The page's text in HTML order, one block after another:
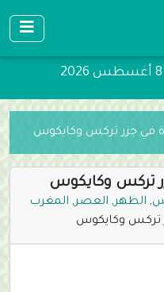
في جزر تركس وكايكوس
تركس وكايكوس
, الظهر, العصر, المغرب
تركس وكايكوس